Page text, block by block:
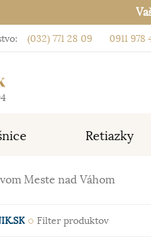
(032) 771 28 09 0911 978
Retiazky
Meste nad Váhom
Filter produktov